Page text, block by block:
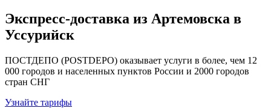
Экспресс-доставка из Артемовска в
Уссурийск
ПОСТДЕПО (POSTDEPO) оказывает услуги в более, чем 12
000 городов и населенных пунктов России и 2000 городов
стран СНГ
Узнайте тарифы